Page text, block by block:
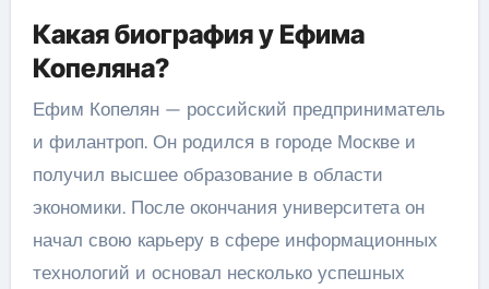
Какая биография у Ефима
Копеляна?
Ефим Копелян — российский предприниматель
и филантроп. Он родился в городе Москве и
получил высшее образование в области
экономики. После окончания университета он
начал свою карьеру в сфере информационных
технологий и основал несколько успешных